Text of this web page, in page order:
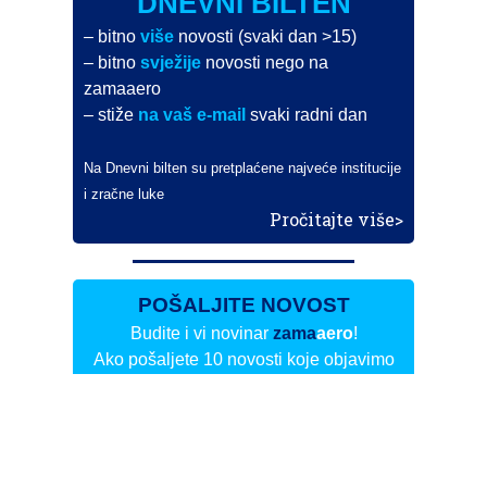
– bitnoviše novosti (svaki dan >15)
– bitnosvježije novosti nego na
zamaaero
– stiže na vaš e-mail svaki radni dan
Na Dnevni bilten su pretplaćene najveće institucije
i zračne luke
Pročitajte više>
POŠALJITE NOVOST
Budite i vi novinar zamaaero!
Ako pošaljete 10 novosti koje objavimo